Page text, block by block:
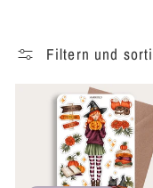
o
Filtern und